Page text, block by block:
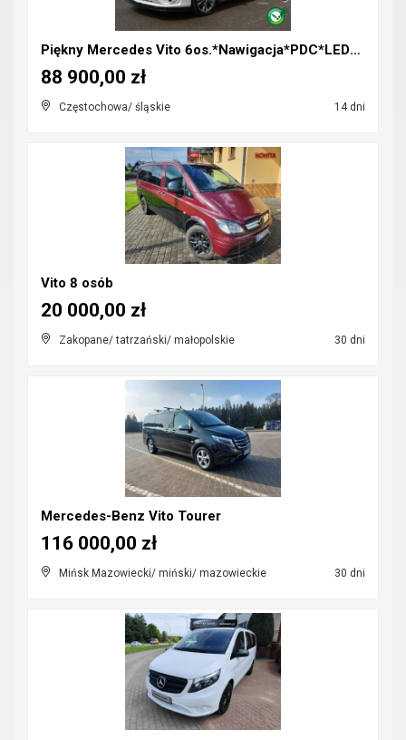
Piękny Mercedes Vito 6os.*Nawigacja*PDC*LED*Klimat...
Częstochowa/ śląskie 14 dni
88 900,00 zł
Vito 8 osób
Zakopane/ tatrzański/ małopolskie 30 dni
20 000,00 zł
Mercedes-Benz Vito Tourer
Mińsk Mazowiecki/ miński/ mazowieckie 30 dni
116 000,00 zł